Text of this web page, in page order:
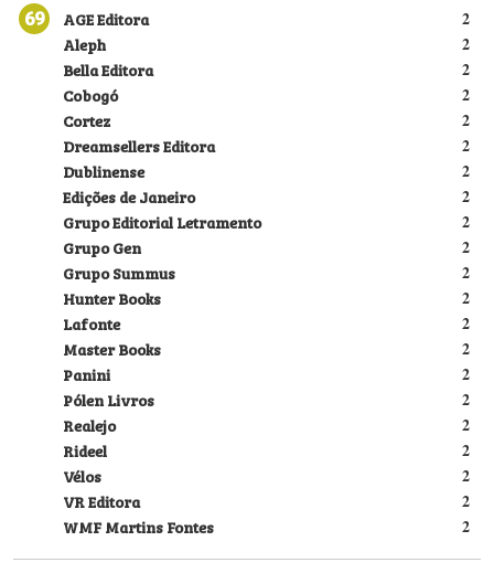
69 2
AGE Editora
2
Aleph
2
Bella Editora
2
Cobogó
2
Cortez
2
Dreamsellers Editora
2
Dublinense
2
Edições de Janeiro
2
Grupo Editorial Letramento
2
Grupo Gen
2
Grupo Summus
2
Hunter Books
2
Lafonte
2
Master Books
2
Panini
2
Pólen Livros
2
Realejo
2
Rideel
2
Vélos
2
VR Editora
2
WMF Martins Fontes